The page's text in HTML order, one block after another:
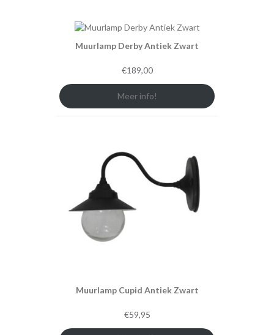
Muurlamp Derby Antiek Zwart
€189,00
Meer info!
Muurlamp Cupid Antiek Zwart
€59,95